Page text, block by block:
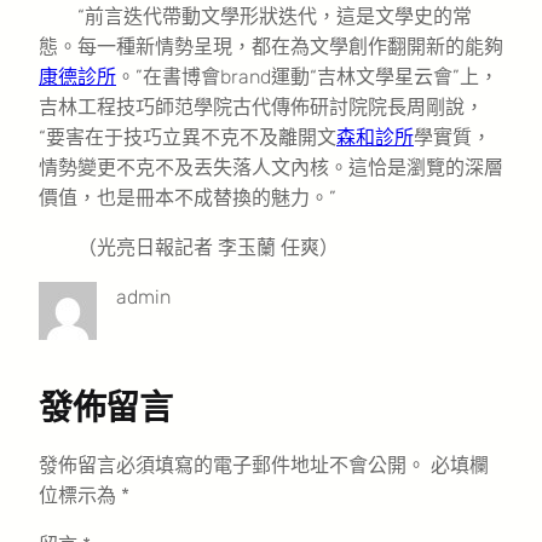
“前言迭代帶動文學形狀迭代，這是文學史的常
態。每一種新情勢呈現，都在為文學創作翻開新的能夠
康德診所 。”在書博會brand運動“吉林文學星云會”上，
吉林工程技巧師范學院古代傳佈研討院院長周剛說，
“要害在于技巧立異不克不及離開文森和診所學實質，
情勢變更不克不及丟失落人文內核。這恰是瀏覽的深層
價值，也是冊本不成替換的魅力。”
（光亮日報記者 李玉蘭 任爽）
admin
發佈留言
發佈留言必須填寫的電子郵件地址不會公開。 必填欄
位標示為 *